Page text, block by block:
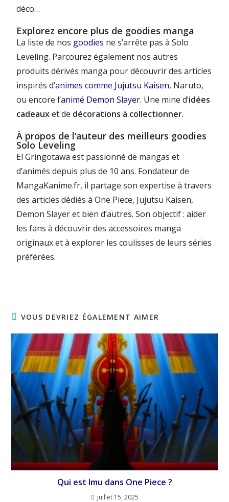
déco…
Explorez encore plus de goodies manga
La liste de nos goodies ne s’arrête pas à Solo
Leveling. Parcourez également nos autres
produits dérivés manga pour découvrir des articles
inspirés d’animes comme Jujutsu Kaisen, Naruto,
ou encore l’animé Demon Slayer. Une mine d’idées
cadeauxet de décorations à collectionner.
À propos de l’auteur des meilleurs goodies
Solo Leveling
El Gringotawa est passionné de mangas et
d’animés depuis plus de 10 ans. Fondateur de
MangaKanime.fr, il partage son expertise à travers
des articles dédiés à One Piece, Jujutsu Kaisen,
Demon Slayer et bien d’autres. Son objectif : aider
les fans à découvrir des accessoires manga
originaux et à explorer les coulisses de leurs séries
préférées.
VOUS DEVRIEZ ÉGALEMENT AIMER
Qui est Imu dans One Piece ?
juillet 15, 2025